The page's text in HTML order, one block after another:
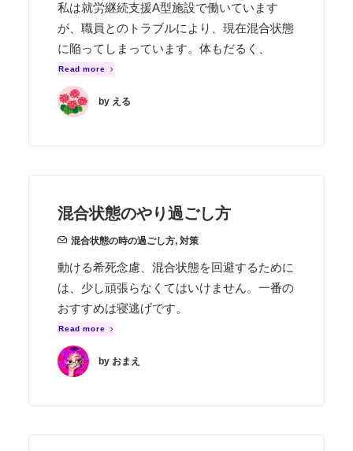
私は就労継続支援A型施設で働いています
が、職員とのトラブルにより、現在混合状態
に陥ってしまっています。体もだるく、
Read more
by える
混合状態のやり過ごし方
混合状態の時の過ごし方, 対策
動ける希死念慮、混合状態を回避するために
は、少し頑張らなくてはいけません。一番の
おすすめは寝逃げです。
Read more
by おまえ